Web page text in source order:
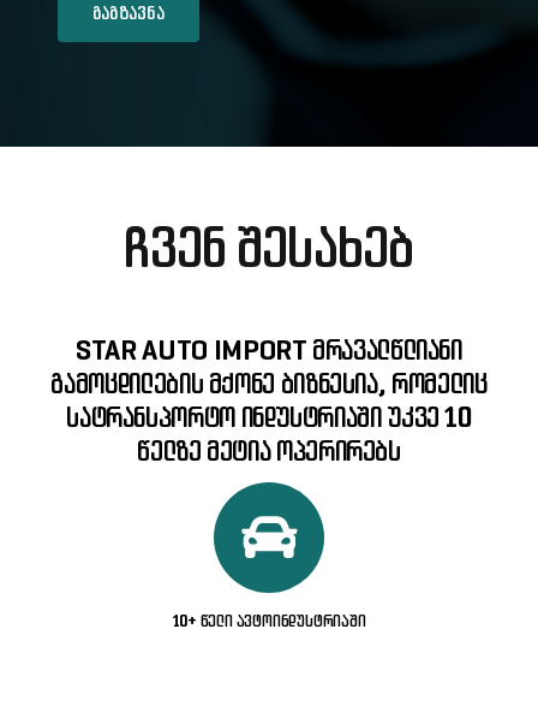
გაგზავნა
ᲩᲕᲔᲜ ᲨᲔᲡᲐᲮᲔᲑ
STAR AUTO IMPORT მრავალწლიანი
გამოცდილების მქონე ბიზნესია, რომელიც
სატრანსპორტო ინდუსტრიაში უკვე 10
წელზე მეტია ოპერირებს
10+ წელი ავტოინდუსტრიაში